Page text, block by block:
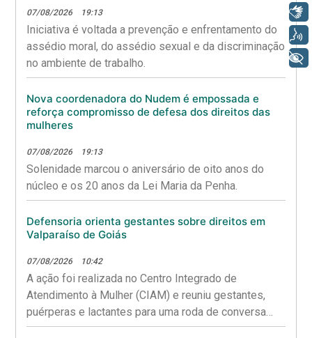
07/08/2026 19:13
Iniciativa é voltada a prevenção e enfrentamento do
assédio moral, do assédio sexual e da discriminação
no ambiente de trabalho.
Nova coordenadora do Nudem é empossada e
reforça compromisso de defesa dos direitos das
mulheres
07/08/2026 19:13
Solenidade marcou o aniversário de oito anos do
núcleo e os 20 anos da Lei Maria da Penha.
Defensoria orienta gestantes sobre direitos em
Valparaíso de Goiás
07/08/2026 10:42
A ação foi realizada no Centro Integrado de
Atendimento à Mulher (CIAM) e reuniu gestantes,
puérperas e lactantes para uma roda de conversa
sobre saúde materna, aleitamento e garantia de
Voz